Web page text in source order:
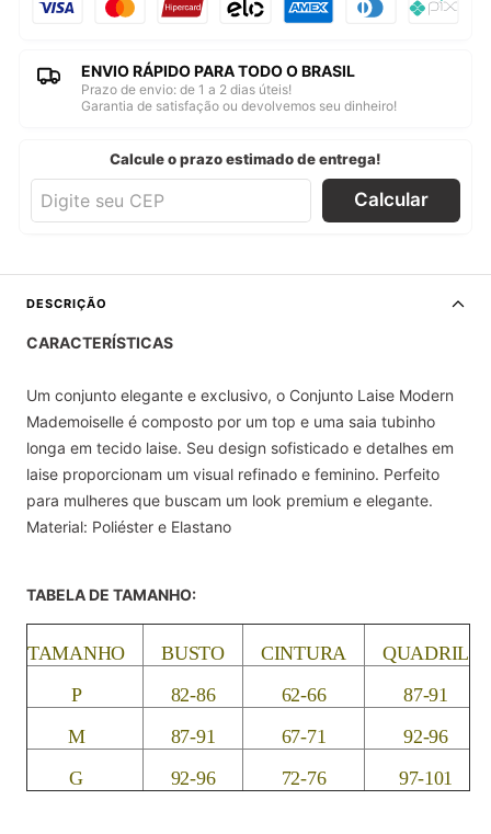
ENVIO RÁPIDO PARA TODO O BRASIL
Prazo de envio: de 1 a 2 dias úteis!
Garantia de satisfação ou devolvemos seu dinheiro!
Calcule o prazo estimado de entrega!
Calcular
DESCRIÇÃO
CARACTERÍSTICAS
Um conjunto elegante e exclusivo, o Conjunto Laise Modern
Mademoiselle é composto por um top e uma saia tubinho
longa em tecido laise. Seu design sofisticado e detalhes em
laise proporcionam um visual refinado e feminino. Perfeito
para mulheres que buscam um look premium e elegante.
Material: Poliéster e Elastano
TABELA DE TAMANHO:
TAMANHO BUSTO CINTURA
QUADRIL
P
82-86 62-66
87-91
M
87-91 67-71
92-96
G
92-96 72-76 97-101